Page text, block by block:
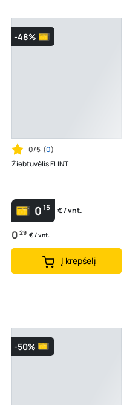
-48%
0/5 (0)
Žiebtuvėlis FLINT
015 € / vnt.
0 29 € / vnt.
Į krepšelį
-50%